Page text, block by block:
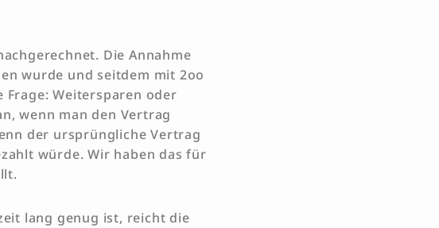
Die Annahme
wurde und seitdem mit 2oo
Weitersparen oder
wenn man den Vertrag
der ursprüngliche Vertrag
würde. Wir haben das für
lang genug ist, reicht die